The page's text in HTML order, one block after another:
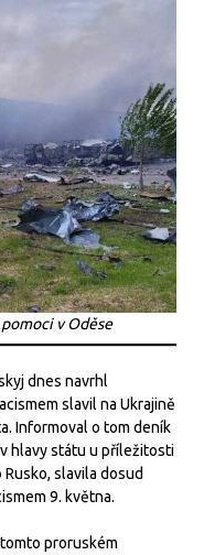
v Oděse
dnes navrhl
slavil na Ukrajině
Informoval o tom deník
hlavy státu u příležitosti
slavila dosud
9. května.
proruském